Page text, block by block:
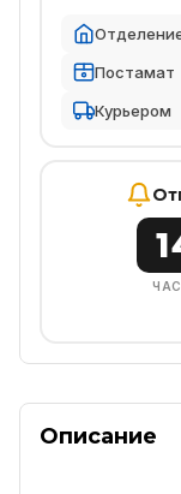
Постамат
Курьером
Описание